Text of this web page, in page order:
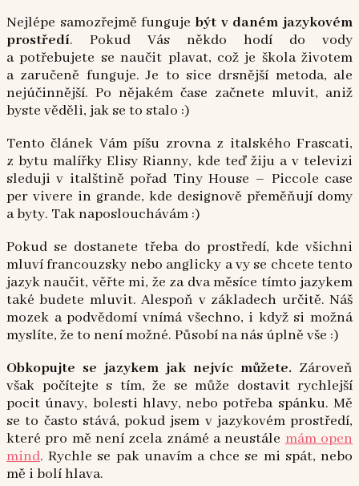
Nejlépe samozřejmě funguje být v daném jazykovém
prostředí. Pokud Vás někdo hodí do vody
a potřebujete se naučit plavat, což je škola životem
a zaručeně funguje. Je to sice drsnější metoda, ale
nejúčinnější. Po nějakém čase začnete mluvit, aniž
byste věděli, jak se to stalo :)
Tento článek Vám píšu zrovna z italského Frascati,
z bytu malířky Elisy Rianny, kde teď žiju a v televizi
sleduji v italštině pořad Tiny House – Piccole case
per vivere in grande, kde designově přeměňují domy
a byty. Tak naposlouchávám :)
Pokud se dostanete třeba do prostředí, kde všichni
mluví francouzsky nebo anglicky a vy se chcete tento
jazyk naučit, věřte mi, že za dva měsíce tímto jazykem
také budete mluvit. Alespoň v základech určitě. Náš
mozek a podvědomí vnímá všechno, i když si možná
myslíte, že to není možné. Působí na nás úplně vše :)
Obkopujte se jazykem jak nejvíc můžete. Zároveň
však počítejte s tím, že se může dostavit rychlejší
pocit únavy, bolesti hlavy, nebo potřeba spánku. Mě
se to často stává, pokud jsem v jazykovém prostředí,
které pro mě není zcela známé a neustále mám open
mind. Rychle se pak unavím a chce se mi spát, nebo
mě i bolí hlava.